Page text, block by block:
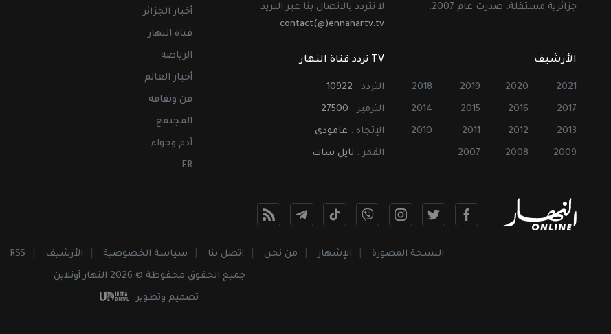
جزائرية مستقلة، صدرت عام 2007.
لا تتردد بالاتصال بنا عبر البريد
contact(@)ennahartv.tv
الأرشيف
2021
2020
2019
2018
2017
2016
2015
2014
2013
2012
2011
2010
2009
2008
2007
TV تردد قناة النهار
التردد : 10922
الترميز : 27500
الإتجاه : عامودي
القمر : نايل سات
أخبار الجزائر
قناة النهار
الرياضة
أخبار العالم
فن وثقافة
المجتمع
آدم وحواء
FR
النسخة المصورة الإشهار من نحن اتصل بنا سياسة الخصوصية الأرشيف RSS
جميع الحقوق محفوظة © 2026 النهار أونلاين
تصميم وتطوير